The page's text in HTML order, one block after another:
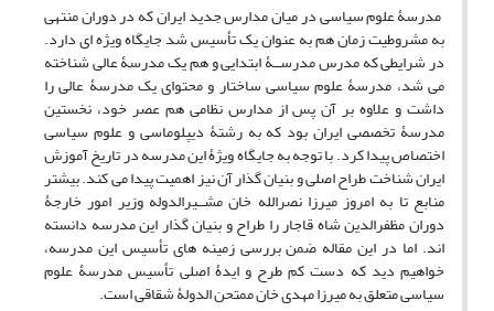
مدرسۀ علوم سیاسی در میان مدارس جدید ایران که در دوران منتهی
به مشروطیت زمان هم به عنوان یک تأسیس شد جایگاه ویژه ای دارد.
در شرایطی که مدرس مدرســۀ ابتدایی و هم یک مدرسۀ عالی شناخته
می شد، مدرسۀ علوم سیاسی ساختار و محتوای یک مدرسۀ عالی را
داشت و علاوه بر آن پس از مدارس نظامی هم عصر خود، نخستین
مدرسۀ تخصصی ایران بود که به رشتۀ دیپلوماسی و علوم سیاسی
اختصاص پیدا کرد. با توجه به جایگاه ویژۀ این مدرسه در تاریخ آموزش
ایران شناخت طراح اصلی و بنیان گذار آن نیز اهمیت پیدا می کند. بیشتر
منابع تا به امروز میرزا نصرالله خان مشــیرالدوله وزیر امور خارجۀ
دوران مظفرالدین شاه قاجار را طراح و بنیان گذار این مدرسه دانسته
اند. اما در این مقاله ضمن بررسی زمینه های تأسیس این مدرسه،
خواهیم دید که دست کم طرح و ایدۀ اصلی تأسیس مدرسۀ علوم
سیاسی متعلق به میرزا مهدی خان ممتحن الدولۀ شقاقی است.